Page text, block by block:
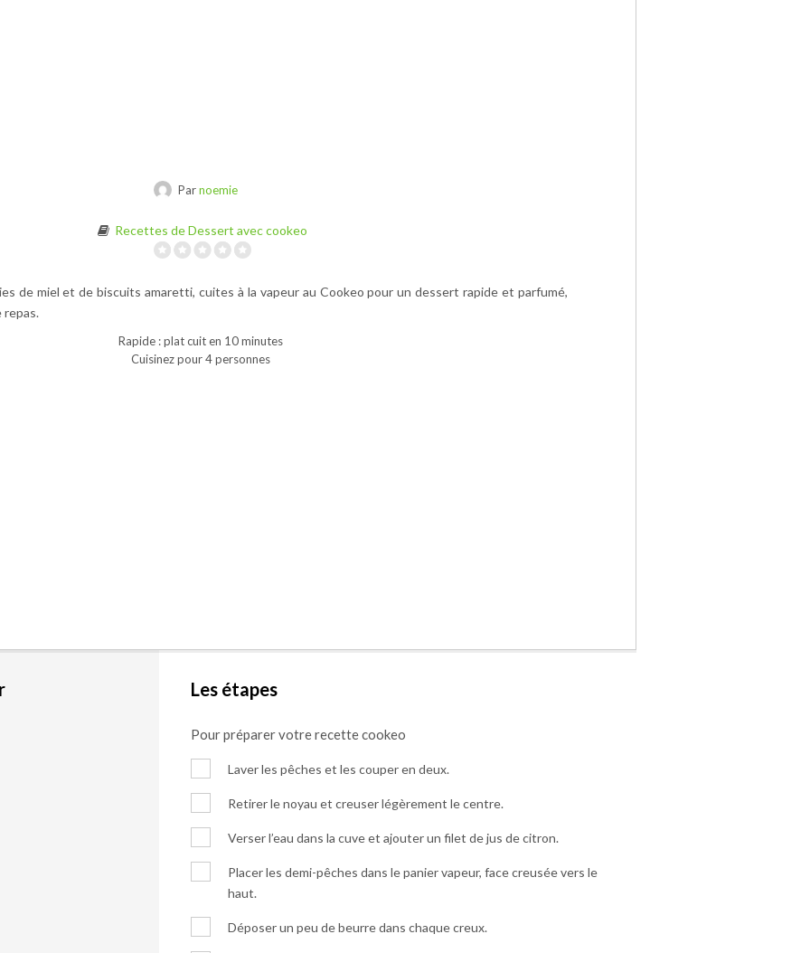
Parnoemie
Recettes de Dessert avec cookeo
de miel et de biscuits amaretti, cuites à la vapeur au Cookeo pour un dessert rapide et parfumé,
repas.
Rapide : plat cuit en 10 minutes
Cuisinez pour 4 personnes
Les étapes
Pour préparer votre recette cookeo
Laver les pêches et les couper en deux.
Retirer le noyau et creuser légèrement le centre.
Verser l’eau dans la cuve et ajouter un filet de jus de citron.
Placer les demi-pêches dans le panier vapeur, face creusée vers le
haut.
Déposer un peu de beurre dans chaque creux.